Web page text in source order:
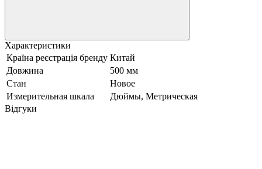
Характеристики
Країна реєстрація бренду Китай
Довжина
500 мм
Стан
Hовое
Измерительная шкала
Дюймы, Метрическая
Відгуки